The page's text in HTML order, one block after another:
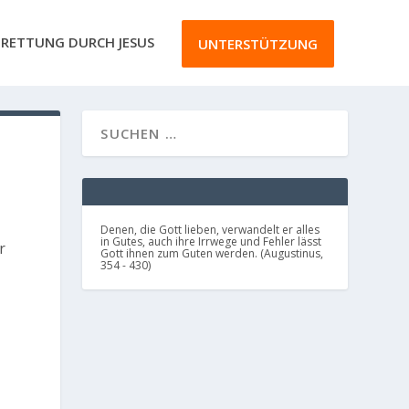
RETTUNG DURCH JESUS UNTERSTÜTZUNG
Denen, die Gott lieben, verwandelt er alles
in Gutes, auch ihre Irrwege und Fehler lässt
Gott ihnen zum Guten werden. (Augustinus,
354 - 430)